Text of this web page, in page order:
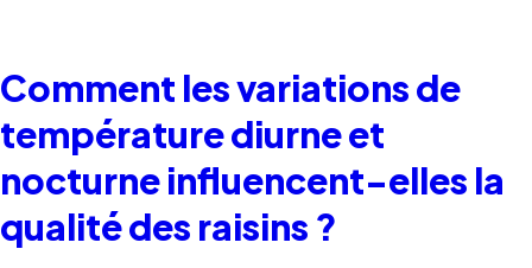
Comment les variations de
température diurne et
nocturne influencent-elles la
qualité des raisins ?